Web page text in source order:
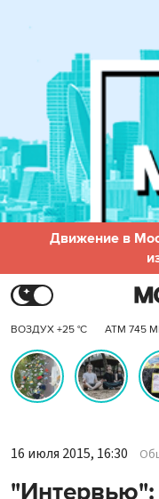
Движение в
ВОЗДУХ +25 °C АТМ 745
16 июля 2015, 16:30